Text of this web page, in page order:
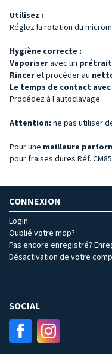
Utilisez :
Réglez la rotation du
Hygiène correcte :
Vaporiseravec un
Rinceret procéder au
Le temps de contact
Procédez à l'autoclavage.
Attention: ne pas utiliser
Pour une meilleure
pour fraises dures Réf.
CONNEXION
Login
Oublié votre mdp?
Pas encore enregistré?
Désactivation de votre
SOCIAL